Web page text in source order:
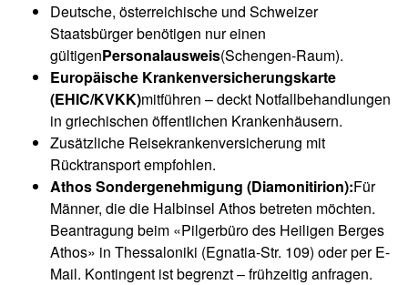
Deutsche, österreichische und Schweizer
Staatsbürger benötigen nur einen
gültigenPersonalausweis(Schengen-Raum).
Europäische Krankenversicherungskarte
(EHIC/KVKK)mitführen – deckt Notfallbehandlungen
in griechischen öffentlichen Krankenhäusern.
Zusätzliche Reisekrankenversicherung mit
Rücktransport empfohlen.
Athos Sondergenehmigung (Diamonitirion):Für
Männer, die die Halbinsel Athos betreten möchten.
Beantragung beim «Pilgerbüro des Heiligen Berges
Athos» in Thessaloniki (Egnatia-Str. 109) oder per E-
Mail. Kontingent ist begrenzt – frühzeitig anfragen.